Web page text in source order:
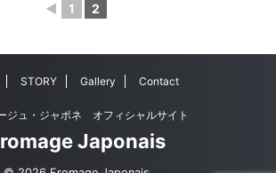
◄ 1 2
STORY Gallery Contact
ジュ・ジャポネ オフィシャルサイト
Japonais